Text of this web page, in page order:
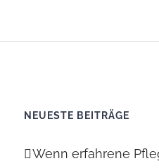
NEUESTE BEITRÄGE
Wenn erfahrene